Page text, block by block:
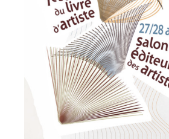
Adresse email*